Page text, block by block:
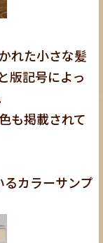
れた小さな髪
版記号によっ
も掲載されて
カラーサンプ